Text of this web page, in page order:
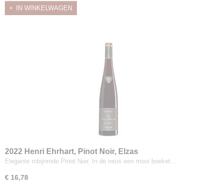
IN WINKELWAGEN
2022 Henri Ehrhart, Pinot Noir, Elzas
Elegante robijnrode Pinot Noir. In de neus een mooi boeket…
€ 16,78